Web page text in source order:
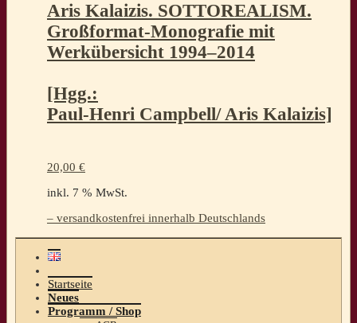
Aris Kalaizis. SOTTOREALISM.
Großformat-Monografie mit
Werkübersicht 1994–2014
[Hgg.:
Paul-Henri Campbell/ Aris Kalaizis]
20,00 €
inkl. 7 % MwSt.
– versandkostenfrei innerhalb Deutschlands
Startseite
Neues
Programm / Shop